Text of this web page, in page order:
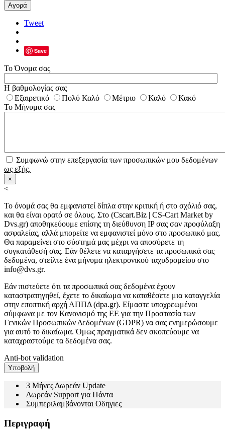
Αγορά
Tweet
Save
Το Όνομα σας
Η βαθμολογίας σας
Εξαιρετικό
Πολύ Καλό Μέτριο Καλό
Κακό
Το Μήνυμα σας
Συμφωνώ στην επεξεργασία των προσωπικών μου δεδομένων
ως εξής.
×
<
Το όνομά σας θα εμφανιστεί δίπλα στην κριτική ή στο σχόλιό σας,
και θα είναι ορατό σε όλους. Στο (Cscart.Biz | CS-Cart Market by
Dvs.gr) αποθηκεύουμε επίσης τη διεύθυνση IP σας σαν προφύλαξη
ασφαλείας, αλλά μπορείτε να εμφανιστεί μόνο στο προσωπικό μας.
Θα παραμείνει στο σύστημά μας μέχρι να αποσύρετε τη
συγκατάθεσή σας. Εάν θέλετε να καταργήσετε τα προσωπικά σας
δεδομένα, στείλτε ένα μήνυμα ηλεκτρονικού ταχυδρομείου στο
info@dvs.gr.
Εάν πιστεύετε ότι τα προσωπικά σας δεδομένα έχουν
καταστρατηγηθεί, έχετε το δικαίωμα να καταθέσετε μια καταγγελία
στην εποπτική αρχή ΑΠΠΔ (dpa.gr). Είμαστε υποχρεωμένοι
σύμφωνα με τον Κανονισμό της ΕΕ για την Προστασία των
Γενικών Προσωπικών Δεδομένων (GDPR) να σας ενημερώσουμε
για αυτό το δικαίωμα. Όμως πραγματικά δεν σκοπεύουμε να
καταχραστούμε τα δεδομένα σας.
Anti-bot validation
Υποβολή
3 Μήνες Δωρεάν Update
Δωρεάν Support για Πάντα
Συμπεριλαμβάνονται Οδηγιες
Περιγραφή